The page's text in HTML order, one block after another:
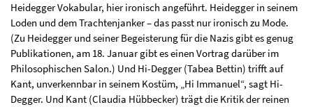
Heidegger Vokabular, hier ironisch angeführt. Heidegger in seinem
Loden und dem Trachtenjanker – das passt nur ironisch zu Mode.
(Zu Heidegger und seiner Begeisterung für die Nazis gibt es genug
Publikationen, am 18. Januar gibt es einen Vortrag darüber im
Philosophischen Salon.) Und Hi-Degger (Tabea Bettin) trifft auf
Kant, unverkennbar in seinem Kostüm, „Hi Immanuel“, sagt Hi-
Degger. Und Kant (Claudia Hübbecker) trägt die Kritik der reinen